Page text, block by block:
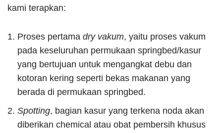
kami terapkan:
Proses pertama dry vakum, yaitu proses vakum
pada keseluruhan permukaan springbed/kasur
yang bertujuan untuk mengangkat debu dan
kotoran kering seperti bekas makanan yang
berada di permukaan springbed.
Spotting, bagian kasur yang terkena noda akan
diberikan chemical atau obat pembersih khusus